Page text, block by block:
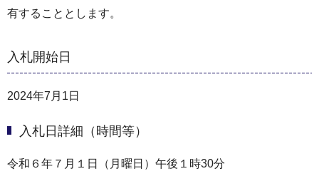
有することとします。
入札開始日
2024年7月1日
入札日詳細（時間等）
令和６年７月１日（月曜日）午後１時30分